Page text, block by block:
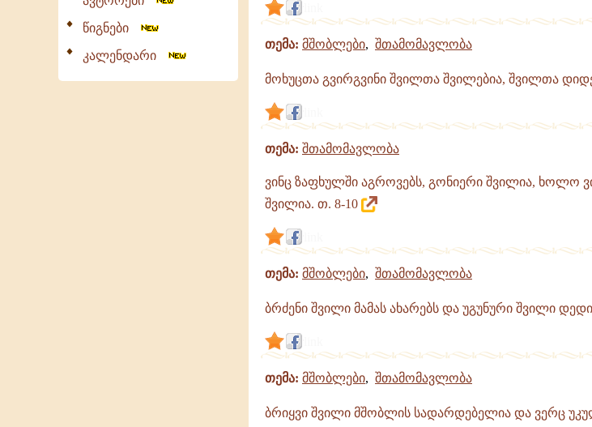
წიგნები
კალენდარი
თემა: მშობლები, შთამომავლობა
მოხუცთა გვირგვინი შვილთა შვილებია, შვილთა
თემა: შთამომავლობა
ვინც ზაფხულში აგროვებს, გონიერი შვილია, ხოლო
შვილია. თ. 8-10
თემა: მშობლები, შთამომავლობა
ბრძენი შვილი მამას ახარებს და უგუნური შვილი
თემა: მშობლები, შთამომავლობა
ბრიყვი შვილი მშობლის სადარდებელია და ვერც